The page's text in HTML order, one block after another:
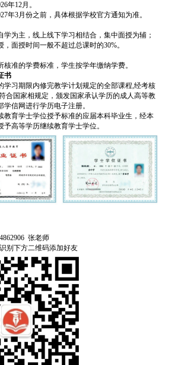
年12月。
年3月份之前，具体根据学校官方通知为准。
学为主，线上线下学习相结合，集中面授为辅；
，面授时间一般不超过总课时的30%。
核准的学费标准，学生按学年缴纳学费。
书
学习期限内修完教学计划规定的全部课程,经考核
合国家相规定，颁发国家承认学历的成人高等教
信网进行学历电子注册。
教育学士学位授予标准的应届本科毕业生，经本
予高等学历继续教育学士学位。
张老师
别下方二维码添加好友